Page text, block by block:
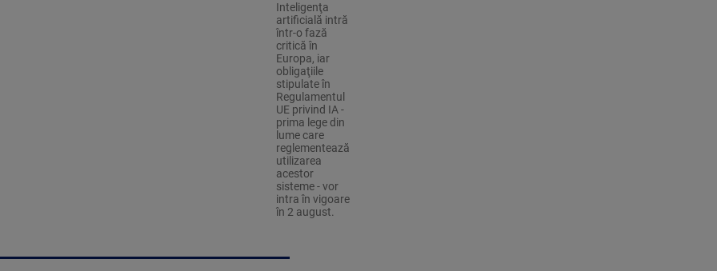
Inteligenţa
artificială intră
într-o fază
critică în
Europa, iar
obligaţiile
stipulate în
Regulamentul
UE privind IA -
prima lege din
lume care
reglementează
utilizarea
acestor
sisteme - vor
intra în vigoare
în 2 august.